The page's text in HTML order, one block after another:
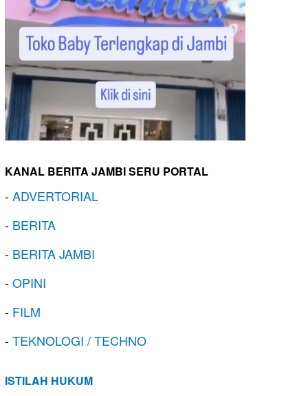
KANAL BERITA JAMBI SERU PORTAL
-ADVERTORIAL
- BERITA
- BERITA JAMBI
-OPINI
- FILM
-TEKNOLOGI / TECHNO
ISTILAH HUKUM